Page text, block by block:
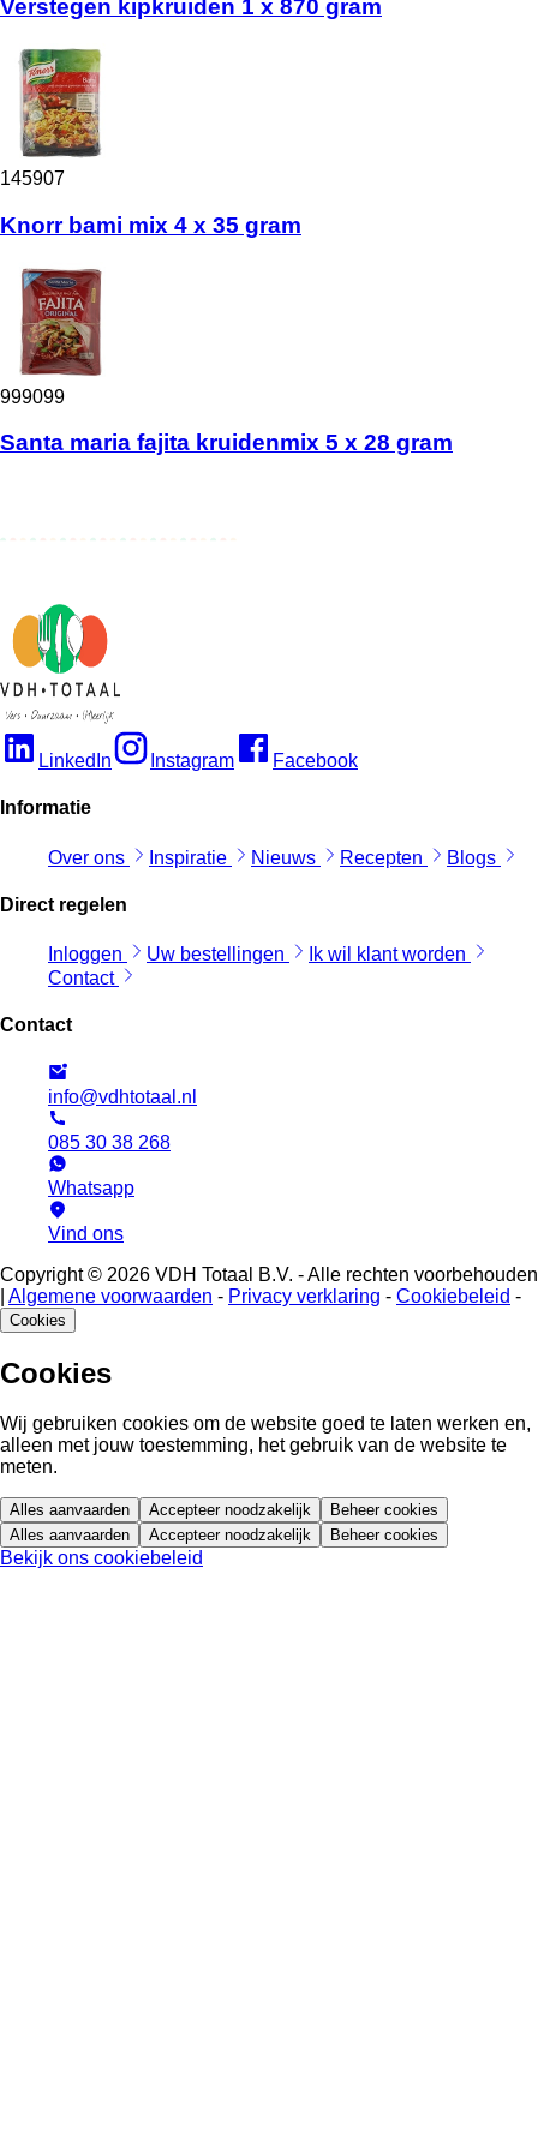
Verstegen kipkruiden 1 x 870 gram
145907
Knorr bami mix 4 x 35 gram
999099
Santa maria fajita kruidenmix 5 x 28 gram
LinkedIn Instagram Facebook
Informatie
Over ons Inspiratie Nieuws Recepten Blogs
Direct regelen
Inloggen Uw bestellingen
Ik wil klant worden
Contact
Contact
info@vdhtotaal.nl
085 30 38 268
Whatsapp
Vind ons
Copyright © 2026 VDH Totaal B.V. - Alle rechten voorbehouden
Algemene voorwaarden - Privacy verklaring - Cookiebeleid -
Cookies
Cookies
Wij gebruiken cookies om de website goed te laten werken en,
alleen met jouw toestemming, het gebruik van de website te
meten.
Alles aanvaarden Accepteer noodzakelijk
Beheer cookies
Alles aanvaarden
Accepteer noodzakelijk Beheer cookies
Bekijk ons cookiebeleid